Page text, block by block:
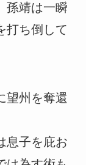
孫靖は一瞬
打ち倒して
望州を奪還
息子を庇お